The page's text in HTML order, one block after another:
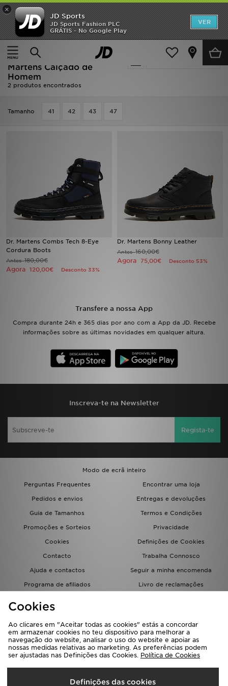
×
JD Sports
JD Sports Fashion PLC
GRÁTIS - No Google Play
VER
Página principal
Homem Calçado de Homem
Actualizar a pesquisa
Oferta | Homem - Dr.
Martens Calçado de
Homem
2 produtos encontrados
Tamanho 41 42 43 47
Dr. Martens Combs Tech 8-Eye
Cordura Boots
Antes180,00€
Agora 120,00€ Desconto 33%
Dr. Martens Bonny Leather
Antes160,00€
Agora 75,00€ Desconto 53%
Transfere a nossa App
Compra durante 24h e 365 dias por ano com a App da JD. Recebe
informações sobre as últimas novidades em qualquer altura.
Inscreva-te na Newsletter
Regista-te
Modo de ecrã inteiro
Perguntas Frequentes
Encontrar uma loja
Pedidos e envios
Entregas e devoluções
Guia de Tamanhos
Termos e Condições
Promoções e Sorteios
Privacidade
Cookies
Definições de Cookies
Contacto
Trabalha Connosco
Ajuda e contactos
Seguir a minha encomenda
Programa de afiliados
Livro de reclamações
Seleciona O País
Portugal
INÍCIO
Promoções
NOVIDADES
HOMEM
MULHER
FUTEBOL JD
LOCALIZADOR DE LOJAS
MENSAGENS
BLOG
ESTADO DO TEU PEDIDO
FAZ DOWNLOAD DA APP
Cookies
Ao clicares em "Aceitar todas as cookies" estás a concordar
em armazenar cookies no teu dispositivo para melhorar a
navegação do website, analisar o uso do website e apoiar as
nossas medidas relativas ao marketing. As preferências podem
ser ajustadas nas Definições das Cookies. Política de Cookies
Definições das cookies